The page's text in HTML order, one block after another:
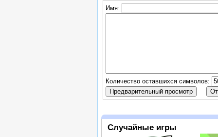
Имя:
Количество оставшихся символов:
Случайные игры